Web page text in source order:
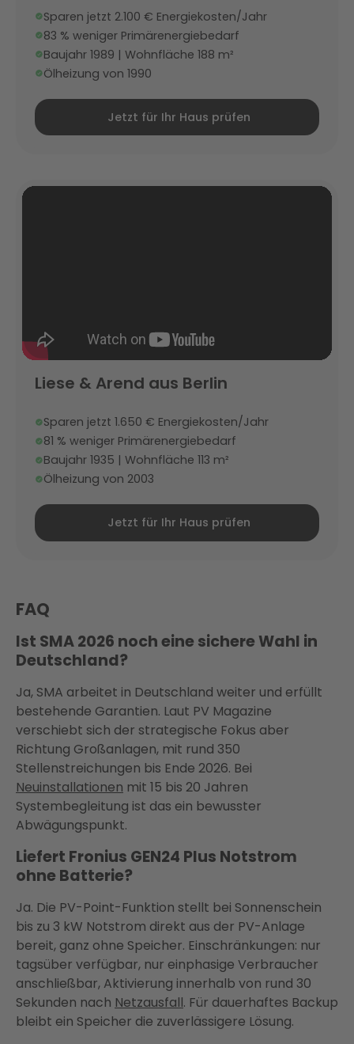
Sparen jetzt 2.100 € Energiekosten/Jahr
83 % weniger Primärenergiebedarf
Baujahr 1989 | Wohnfläche 188 m²
Ölheizung von 1990
Jetzt für Ihr Haus prüfen
Liese & Arend aus Berlin
Sparen jetzt 1.650 € Energiekosten/Jahr
81 % weniger Primärenergiebedarf
Baujahr 1935 | Wohnfläche 113 m²
Ölheizung von 2003
Jetzt für Ihr Haus prüfen
FAQ
Ist SMA 2026 noch eine sichere Wahl in
Deutschland?
Ja, SMA arbeitet in Deutschland weiter und erfüllt
bestehende Garantien. Laut PV Magazine
verschiebt sich der strategische Fokus aber
Richtung Großanlagen, mit rund 350
Stellenstreichungen bis Ende 2026. Bei
Neuinstallationen mit 15 bis 20 Jahren
Systembegleitung ist das ein bewusster
Abwägungspunkt.
Liefert Fronius GEN24 Plus Notstrom
ohne Batterie?
Ja. Die PV-Point-Funktion stellt bei Sonnenschein
bis zu 3 kW Notstrom direkt aus der PV-Anlage
bereit, ganz ohne Speicher. Einschränkungen: nur
tagsüber verfügbar, nur einphasige Verbraucher
anschließbar, Aktivierung innerhalb von rund 30
Sekunden nach Netzausfall. Für dauerhaftes Backup
bleibt ein Speicher die zuverlässigere Lösung.